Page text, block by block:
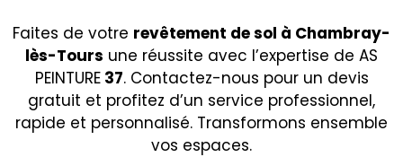
Faites de votre revêtement de sol à Chambray-
lès-Tours une réussite avec l’expertise de AS
PEINTURE37. Contactez-nous pour un devis
gratuit et profitez d’un service professionnel,
rapide et personnalisé. Transformons ensemble
vos espaces.